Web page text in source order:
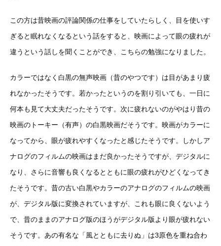
この方は昔映画の評論関係の仕事をしていたらしく、目を使いす
ぎると眠れなくなるという話をすると、映画によって眼の疲れが
違うという話しを聞くことができ、こちらの勉強になりました。
カラーではなく白黒の無声映画（昔のやつです）は目があまり疲
れなかったそうです。若かったというのを割り引いても、一日に
何本も見て大丈夫だったそうです。次に疲れないのがやはり昔の
映画のトーキー（有声）の白黒映画だそうです。映画がカラーに
なってから、眼が疲れやすくなったと感じたそうです。しかしア
ナログのフィルムの映画はまだ良かったそうですが、デジタルに
なり、さらに音響も良くなるとともに眼の疲れがひどくなってき
たそうです。昔の古い白黒やカラーのアナログのフィルムの映画
が、デジタル版に変換されていますが、これも眼に良くないよう
で、昔のままのアナログ版のほうがデジタル版より眼が疲れない
そうです。あの有名な「風とともに去りぬ」は3原色を重ね合わ